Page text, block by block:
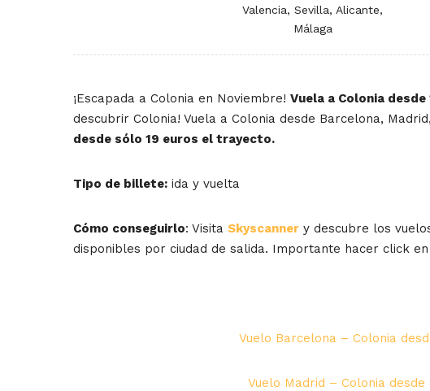
Valencia, Sevilla, Alicante,
Málaga
¡Escapada a Colonia en Noviembre! Vuela a Colonia
descubrir Colonia! Vuela a Colonia desde Barcelona,
desde sólo 19 euros el trayecto.
Tipo de billete: ida y vuelta
Cómo conseguirlo: Visita Skyscanner y descubre los
disponibles por ciudad de salida. Importante hacer click
Vuelo Barcelona – Colonia
Vuelo Madrid – Colonia